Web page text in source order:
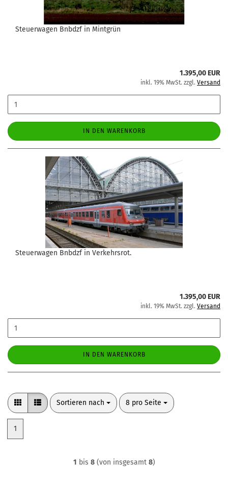
Steuerwagen Bnbdzf in Mintgrün
1.395,00 EUR
inkl. 19% MwSt. zzgl. Versand
IN DEN WARENKORB
Steuerwagen Bnbdzf in Verkehrsrot.
1.395,00 EUR
inkl. 19% MwSt. zzgl. Versand
IN DEN WARENKORB
Sortieren nach
Sortieren nach 8 pro Seite
pro Seite
1
1 bis 8(von insgesamt 8)